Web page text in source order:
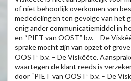
of niet behoorlijk overkomen van
mededelingen ten gevolge van het
enig ander communicatiemiddel in
en “PIET van OOST” b.v. – De
sprake mocht zijn van opzet of
OOST” b.v. – De Viskêête.
waartegen de klant reeds is
door “PIET van OOST” b.v. – De